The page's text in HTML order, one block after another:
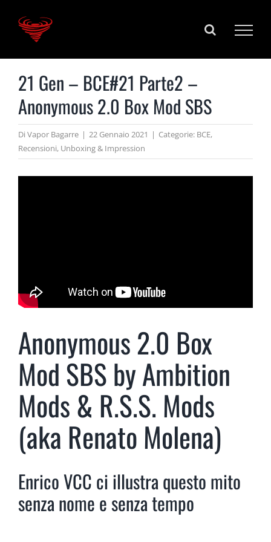
21 Gen – BCE#21 Parte2 –
Anonymous 2.0 Box Mod SBS
Di Vapor Bagarre | 22 Gennaio 2021 | Categorie: BCE,
Recensioni, Unboxing & Impression
Anonymous 2.0 Box
Mod SBS by Ambition
Mods & R.S.S. Mods
(aka Renato Molena)
Enrico VCC ci illustra questo mito
senza nome e senza tempo